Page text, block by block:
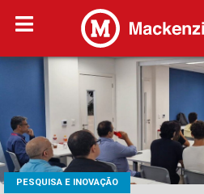
PESQUISA E INOVAÇÃO